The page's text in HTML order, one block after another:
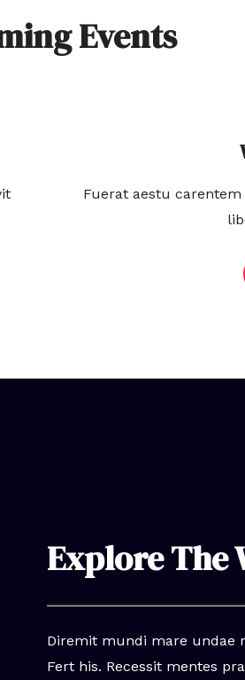
Events
Fuerat aestu
Explore The
Diremit mundi mare undae
Fert his. Recessit mentes